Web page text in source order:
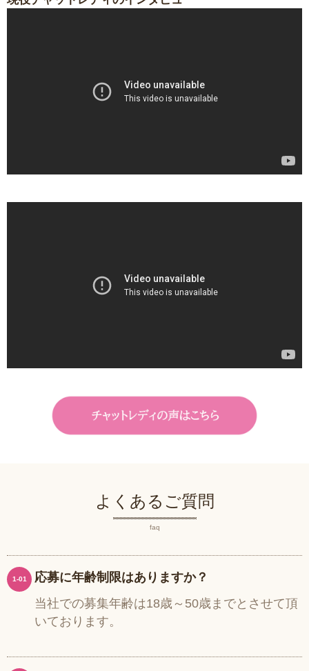
よくあるご質問
faq
1-01
応募に年齢制限はありますか？
当社での募集年齢は18歳～50歳までとさせて頂
いております。